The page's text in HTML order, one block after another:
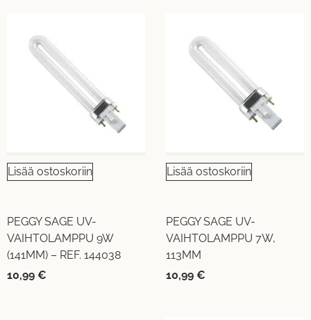
Lisää ostoskoriin
PEGGY SAGE UV-
VAIHTOLAMPPU 9W
(141MM) – REF. 144038
10,99 €
Lisää ostoskoriin
PEGGY SAGE UV-
VAIHTOLAMPPU 7W,
113MM
10,99 €